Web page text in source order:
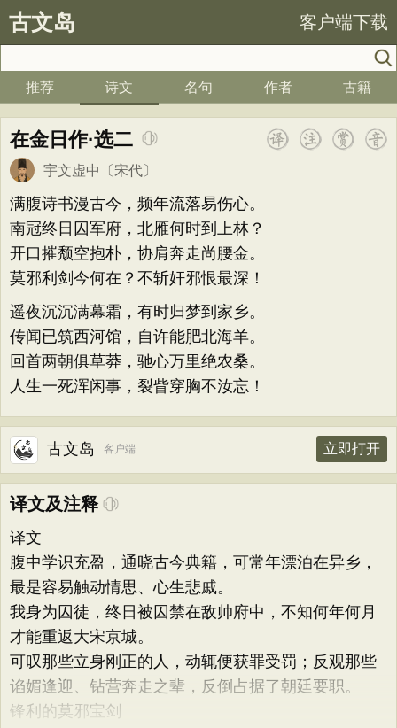
古文岛 客户端下载
推荐 诗文 名句 作者 古籍
在金日作·选二
宇文虚中 〔宋代〕
满腹诗书漫古今，频年流落易伤心。
南冠终日囚军府，北雁何时到上林？
开口摧颓空抱朴，协肩奔走尚腰金。
莫邪利剑今何在？不斩奸邪恨最深！
遥夜沉沉满幕霜，有时归梦到家乡。
传闻已筑西河馆，自许能肥北海羊。
回首两朝俱草莽，驰心万里绝农桑。
人生一死浑闲事，裂眥穿胸不汝忘！
古文岛 客户端 立即打开
译文及注释
译文
腹中学识充盈，通晓古今典籍，可常年漂泊在异乡，
最是容易触动情思、心生悲戚。
我身为囚徒，终日被囚禁在敌帅府中，不知何年何月
才能重返大宋京城。
可叹那些立身刚正的人，动辄便获罪受罚；反观那些
谄媚逢迎、钻营奔走之辈，反倒占据了朝廷要职。
锋利的莫邪宝剑